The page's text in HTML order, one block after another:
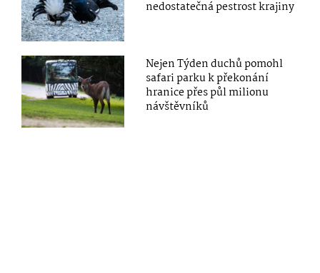
nedostatečná pestrost krajiny
Nejen Týden duchů pomohl
safari parku k překonání
hranice přes půl milionu
návštěvníků